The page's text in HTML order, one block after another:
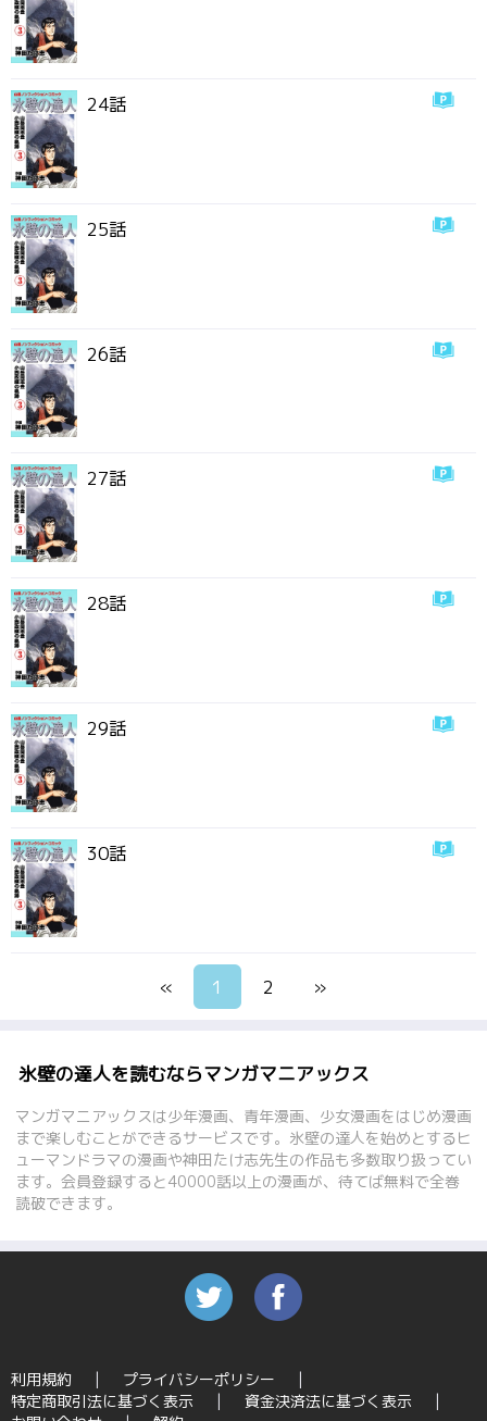
24話
25話
26話
27話
28話
29話
30話
« 1 2 »
氷壁の達人を読むならマンガマニアックス
マンガマニアックスは少年漫画、青年漫画、少女漫画をはじめ漫画
まで楽しむことができるサービスです。氷壁の達人を始めとするヒ
ューマンドラマの漫画や神田たけ志先生の作品も多数取り扱ってい
ます。会員登録すると40000話以上の漫画が、待てば無料で全巻
読破できます。
利用規約
プライバシーポリシー
特定商取引法に基づく表示
資金決済法に基づく表示